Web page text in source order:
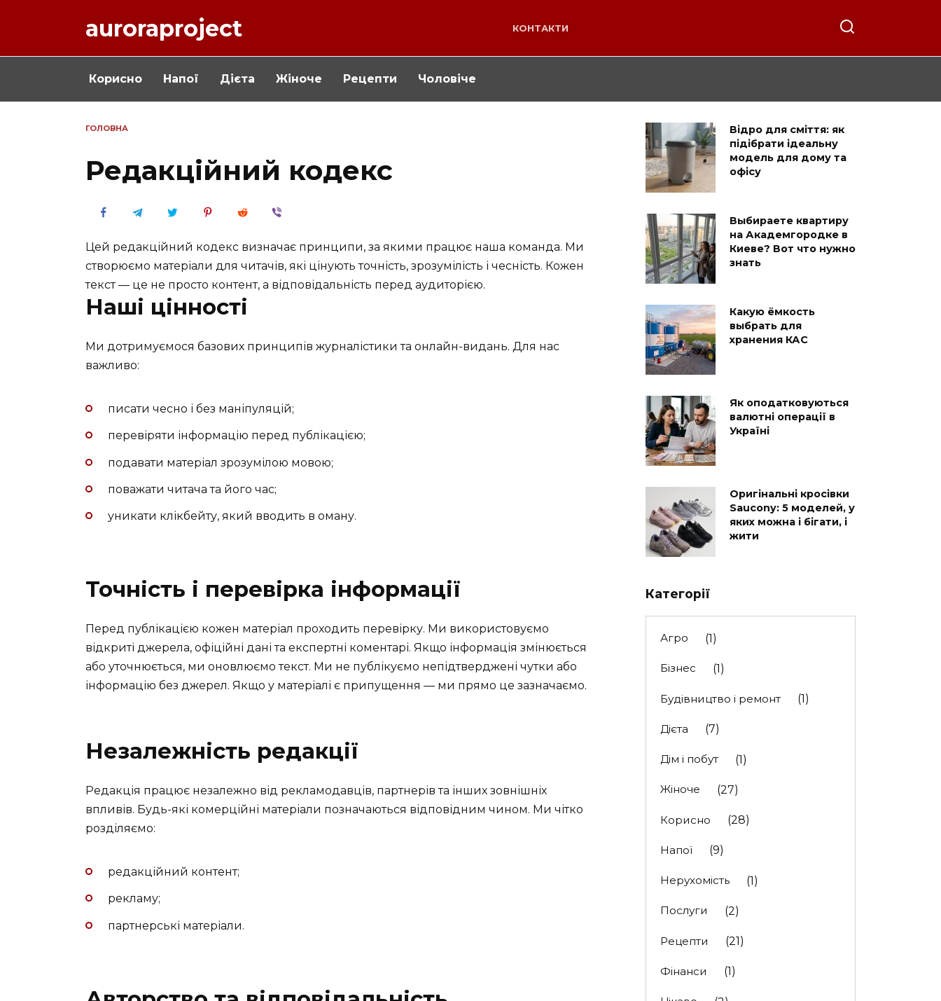
auroraproject КОНТАКТИ
Корисно Напої Дієта Жіноче Рецепти Чоловіче
ГОЛОВНА
Редакційний кодекс
Цей редакційний кодекс визначає принципи, за якими працює наша команда. Ми
створюємо матеріали для читачів, які цінують точність, зрозумілість і чесність. Кожен
текст — це не просто контент, а відповідальність перед аудиторією.
Наші цінності
Ми дотримуємося базових принципів журналістики та онлайн-видань. Для нас
важливо:
писати чесно і без маніпуляцій;
перевіряти інформацію перед публікацією;
подавати матеріал зрозумілою мовою;
поважати читача та його час;
уникати клікбейту, який вводить в оману.
Точність і перевірка інформації
Перед публікацією кожен матеріал проходить перевірку. Ми використовуємо
відкриті джерела, офіційні дані та експертні коментарі. Якщо інформація змінюється
або уточнюється, ми оновлюємо текст. Ми не публікуємо непідтверджені чутки або
інформацію без джерел. Якщо у матеріалі є припущення — ми прямо це зазначаємо.
Незалежність редакції
Редакція працює незалежно від рекламодавців, партнерів та інших зовнішніх
впливів. Будь-які комерційні матеріали позначаються відповідним чином. Ми чітко
розділяємо:
редакційний контент;
рекламу;
партнерські матеріали.
Відро для сміття: як
підібрати ідеальну
модель для дому та
офісу
Выбираете квартиру
на Академгородке в
Киеве? Вот что нужно
знать
Какую ёмкость
выбрать для
хранения КАС
Як оподатковуються
валютні операції в
Україні
Оригінальні кросівки
Saucony: 5 моделей, у
яких можна і бігати, і
жити
Категорії
Агро (1)
Бізнес (1)
Будівництво і ремонт (1)
Дієта (7)
Дім і побут (1)
Жіноче (27)
Корисно (28)
Напої (9)
Нерухомість (1)
Послуги (2)
Рецепти (21)
Фінанси (1)